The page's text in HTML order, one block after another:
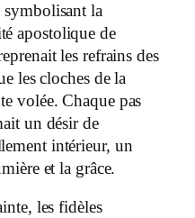
symbolisant la
apostolique de
les refrains des
les cloches de la
volée. Chaque pas
un désir de
intérieur, un
et la grâce.
les fidèles